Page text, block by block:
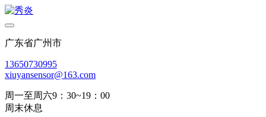
广东省广州市
13650730995
xiuyansensor@163.com
周一至周六9：30~19：00
周末休息